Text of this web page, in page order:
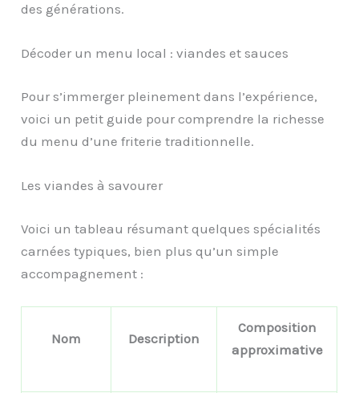
des générations.
Décoder un menu local : viandes et sauces
Pour s’immerger pleinement dans l’expérience,
voici un petit guide pour comprendre la richesse
du menu d’une friterie traditionnelle.
Les viandes à savourer
Voici un tableau résumant quelques spécialités
carnées typiques, bien plus qu’un simple
accompagnement :
Nom Description
Composition
approximative